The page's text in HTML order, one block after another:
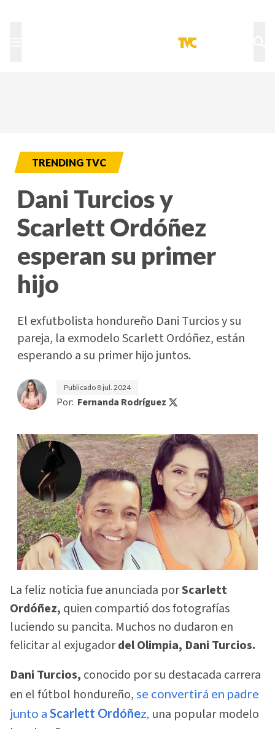
TRENDING TVC
Dani Turcios y
Scarlett Ordóñez
esperan su primer
hijo
El exfutbolista hondureño Dani Turcios y su
pareja, la exmodelo Scarlett Ordóñez, están
esperando a su primer hijo juntos.
Publicado 8 jul. 2024
Por: Fernanda Rodríguez
La feliz noticia fue anunciada porScarlett
Ordóñez, quien compartió dos fotografías
luciendo su pancita. Muchos no dudaron en
felicitar al exjugadordel Olimpia, Dani Turcios.
Dani Turcios, conocido por su destacada carrera
en el fútbol hondureño, se convertirá en padre
junto a Scarlett Ordóñez, una popular modelo